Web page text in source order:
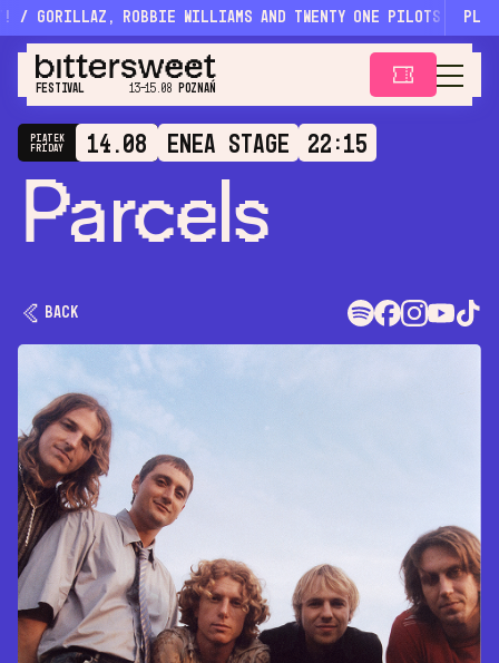
Gorillaz, Robbie Williams and twenty one pilots PL
FESTIVAL 13-15.08 POZNAŃ
Lineup
iv
l
Practical Info
piątek
Friday
14.08 ENEA Stage 22:15
Parcels
Back